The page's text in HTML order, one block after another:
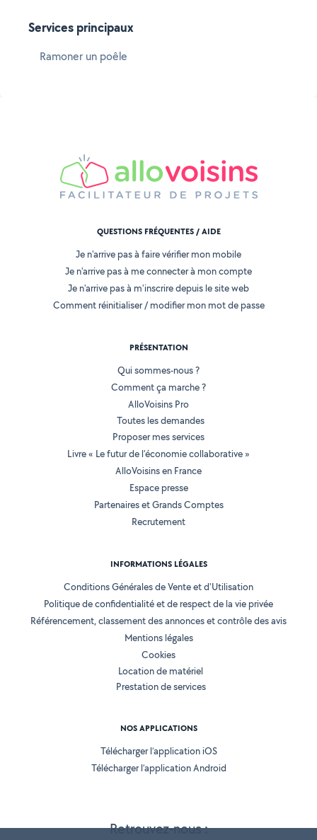
Services principaux
Ramoner un poêle
Retrouvez-nous :
QUESTIONS FRÉQUENTES / AIDE
Je n'arrive pas à faire vérifier mon mobile
Je n'arrive pas à me connecter à mon compte
Je n'arrive pas à m'inscrire depuis le site web
Comment réinitialiser / modifier mon mot de passe
PRÉSENTATION
Qui sommes-nous ?
Comment ça marche ?
AlloVoisins Pro
Toutes les demandes
Proposer mes services
Livre « Le futur de l'économie collaborative »
AlloVoisins en France
Espace presse
Partenaires et Grands Comptes
Recrutement
INFORMATIONS LÉGALES
Conditions Générales de Vente et d'Utilisation
Politique de confidentialité et de respect de la vie privée
Référencement, classement des annonces et contrôle des avis
Mentions légales
Cookies
Location de matériel
Prestation de services
NOS APPLICATIONS
Télécharger l’application iOS
Télécharger l’application Android